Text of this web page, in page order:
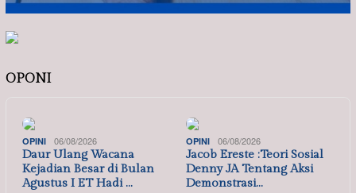
OPONI
OPINI 06/08/2026
Daur Ulang Wacana
Kejadian Besar di Bulan
Agustus I ET Hadi …
OPINI 06/08/2026
Jacob Ereste :Teori Sosial
Denny JA Tentang Aksi
Demonstrasi…